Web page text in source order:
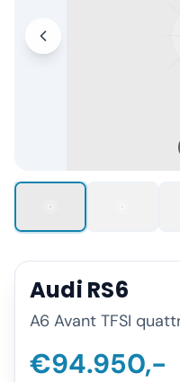
Audi RS6
A6 Avant TFSI
€94.950,-